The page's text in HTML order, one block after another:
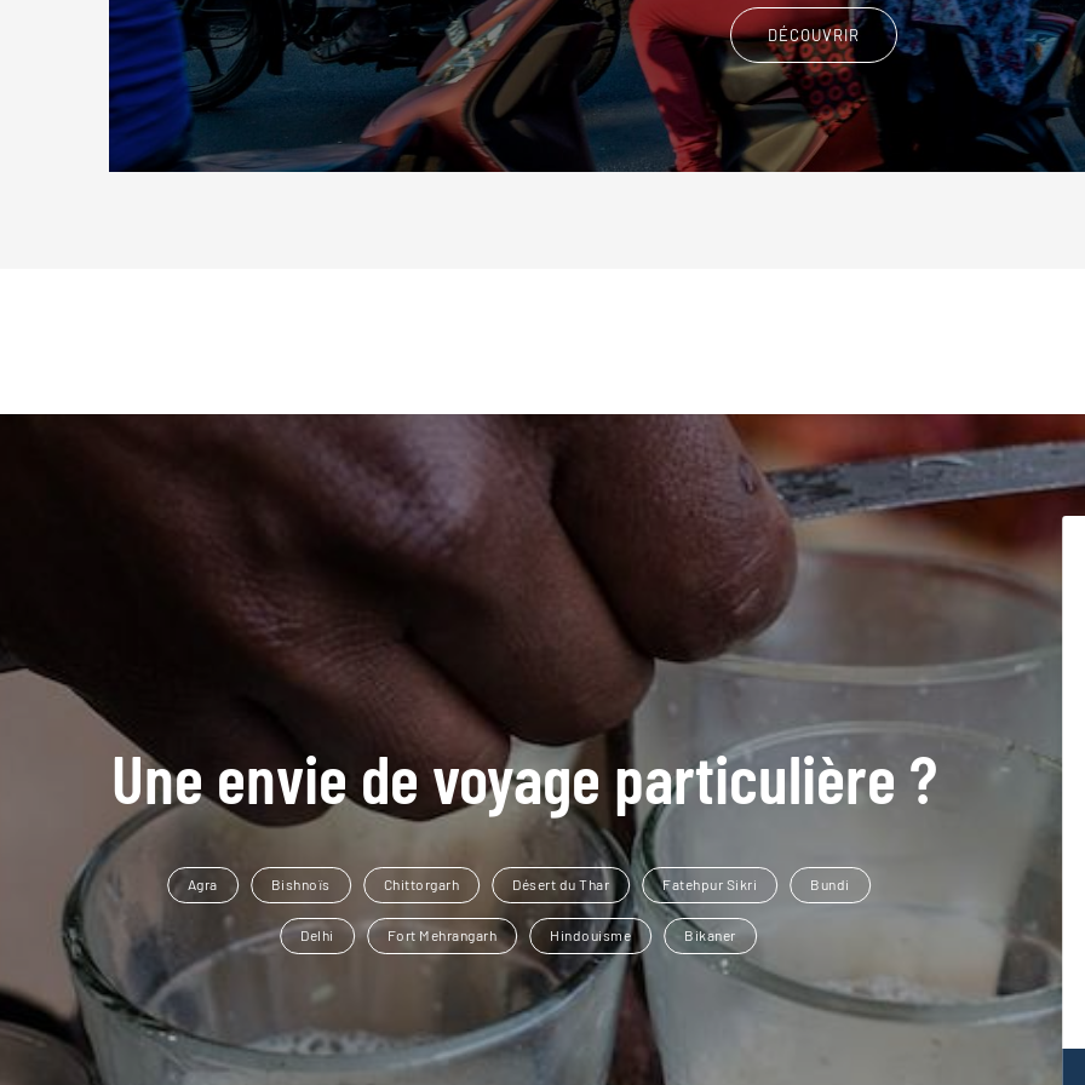
DÉCOUVRIR
Une envie de voyage particulière ?
Agra Bishnoïs Chittorgarh Désert du Thar Fatehpur Sikri Bundi
Delhi Fort Mehrangarh Hindouisme Bikaner